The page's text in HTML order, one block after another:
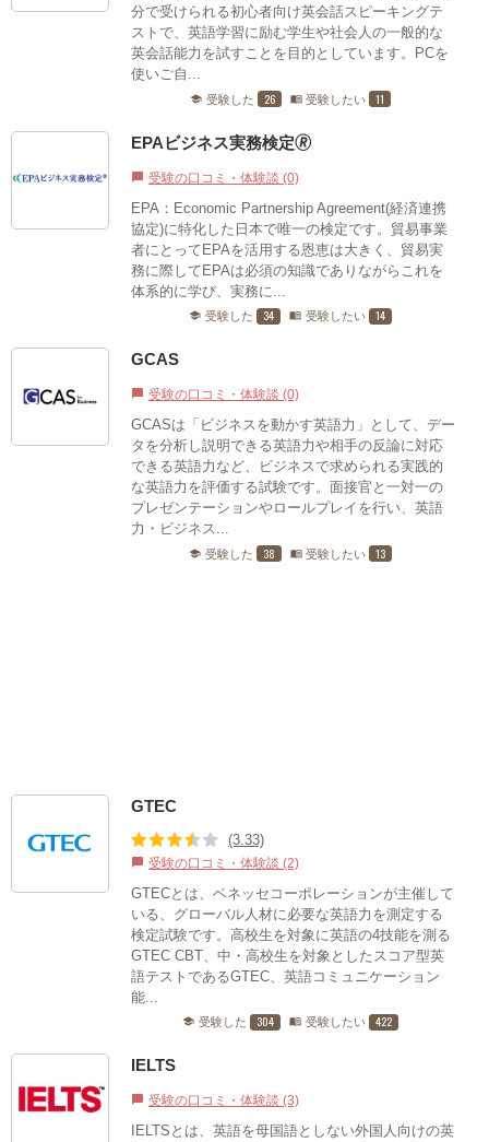
分で受けられる初心者向け英会話スピーキングテ
ストで、英語学習に励む学生や社会人の一般的な
英会話能力を試すことを目的としています。PCを
使いご自...
school 受験した 26 menu_book 受験したい 11
EPAビジネス実務検定🄬
chat_bubble 受験の口コミ・体験談 (0)
EPA：Economic Partnership Agreement(経済連携
協定)に特化した日本で唯一の検定です。貿易事業
者にとってEPAを活用する恩恵は大きく、貿易実
務に際してEPAは必須の知識でありながらこれを
体系的に学び、実務に...
school 受験した 34 menu_book 受験したい 14
GCAS
chat_bubble 受験の口コミ・体験談 (0)
GCASは「ビジネスを動かす英語力」として、デー
タを分析し説明できる英語力や相手の反論に対応
できる英語力など、ビジネスで求められる実践的
な英語力を評価する試験です。面接官と一対一の
プレゼンテーションやロールプレイを行い、英語
力・ビジネス...
school 受験した 38 menu_book 受験したい 13
GTEC
(3.33)
chat_bubble 受験の口コミ・体験談 (2)
GTECとは、ベネッセコーポレーションが主催して
いる、グローバル人材に必要な英語力を測定する
検定試験です。高校生を対象に英語の4技能を測る
GTEC CBT、中・高校生を対象としたスコア型英
語テストであるGTEC、英語コミュニケーション
能...
school 受験した 304 menu_book 受験したい 422
IELTS
chat_bubble 受験の口コミ・体験談 (3)
IELTSとは、英語を母国語としない外国人向けの英